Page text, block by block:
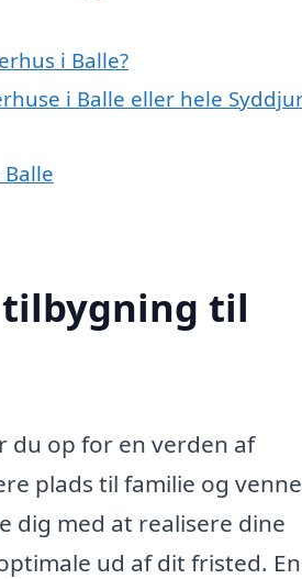
i Balle?
i Balle eller hele
tilbygning til
du op for en verden af
plads til familie og
dig med at realisere dine
ud af dit fristed. En